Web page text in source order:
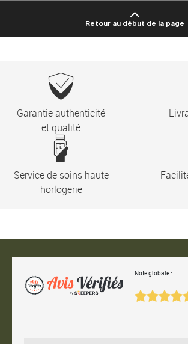
Retour au début de la page
Garantie authenticité
et qualité
Service de soins haute
horlogerie
Note globale :